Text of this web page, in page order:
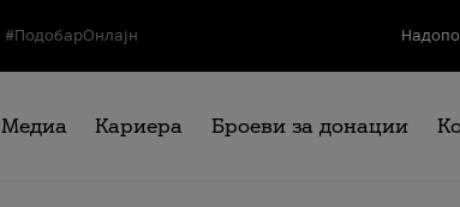
#ПодобарОнлајн
Медиа Кариера Броеви за донации